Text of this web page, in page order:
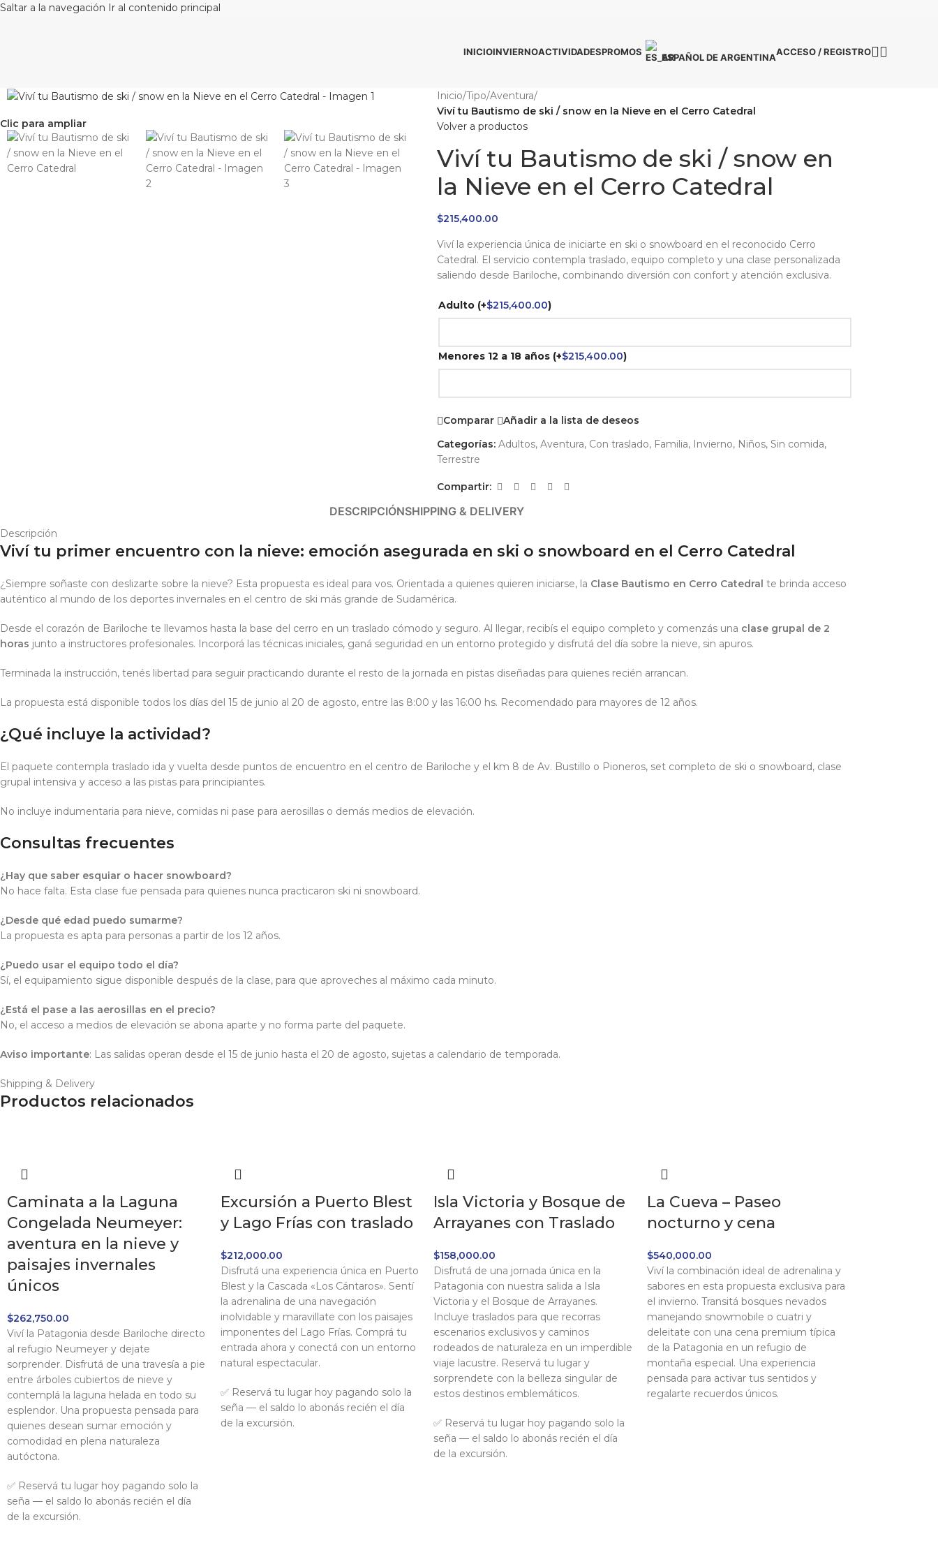
Saltar a la navegación Ir al contenido principal
INICIOINVIERNOACTIVIDADESPROMOS ESPAÑOL DE ARGENTINAACCESO / REGISTRO
Clic para ampliar
Inicio/Tipo/Aventura/
Viví tu Bautismo de ski / snow en la Nieve en el Cerro Catedral
Volver a productos
Viví tu Bautismo de ski / snow en
la Nieve en el Cerro Catedral
$215,400.00
Viví la experiencia única de iniciarte en ski o snowboard en el reconocido Cerro
Catedral. El servicio contempla traslado, equipo completo y una clase personalizada
saliendo desde Bariloche, combinando diversión con confort y atención exclusiva.
Adulto (+$215,400.00)
Menores 12 a 18 años (+$215,400.00)
Comparar
Añadir a la lista de deseos
Categorías: Adultos, Aventura, Con traslado, Familia, Invierno, Niños, Sin comida,
Terrestre
Compartir:
DESCRIPCIÓNSHIPPING & DELIVERY
Descripción
Viví tu primer encuentro con la nieve: emoción asegurada en ski o snowboard en el Cerro Catedral
¿Siempre soñaste con deslizarte sobre la nieve? Esta propuesta es ideal para vos. Orientada a quienes quieren iniciarse, la Clase Bautismo en Cerro Catedral te brinda acceso
auténtico al mundo de los deportes invernales en el centro de ski más grande de Sudamérica.
Desde el corazón de Bariloche te llevamos hasta la base del cerro en un traslado cómodo y seguro. Al llegar, recibís el equipo completo y comenzás una clase grupal de 2
horas junto a instructores profesionales. Incorporá las técnicas iniciales, ganá seguridad en un entorno protegido y disfrutá del día sobre la nieve, sin apuros.
Terminada la instrucción, tenés libertad para seguir practicando durante el resto de la jornada en pistas diseñadas para quienes recién arrancan.
La propuesta está disponible todos los días del 15 de junio al 20 de agosto, entre las 8:00 y las 16:00 hs. Recomendado para mayores de 12 años.
¿Qué incluye la actividad?
El paquete contempla traslado ida y vuelta desde puntos de encuentro en el centro de Bariloche y el km 8 de Av. Bustillo o Pioneros, set completo de ski o snowboard, clase
grupal intensiva y acceso a las pistas para principiantes.
No incluye indumentaria para nieve, comidas ni pase para aerosillas o demás medios de elevación.
Consultas frecuentes
¿Hay que saber esquiar o hacer snowboard?
No hace falta. Esta clase fue pensada para quienes nunca practicaron ski ni snowboard.
¿Desde qué edad puedo sumarme?
La propuesta es apta para personas a partir de los 12 años.
¿Puedo usar el equipo todo el día?
Sí, el equipamiento sigue disponible después de la clase, para que aproveches al máximo cada minuto.
¿Está el pase a las aerosillas en el precio?
No, el acceso a medios de elevación se abona aparte y no forma parte del paquete.
Aviso importante: Las salidas operan desde el 15 de junio hasta el 20 de agosto, sujetas a calendario de temporada.
Shipping & Delivery
Productos relacionados
Caminata a la Laguna
Congelada Neumeyer:
aventura en la nieve y
paisajes invernales
únicos
$262,750.00
Viví la Patagonia desde Bariloche directo
al refugio Neumeyer y dejate
sorprender. Disfrutá de una travesía a pie
entre árboles cubiertos de nieve y
contemplá la laguna helada en todo su
esplendor. Una propuesta pensada para
quienes desean sumar emoción y
comodidad en plena naturaleza
autóctona.
✅ Reservá tu lugar hoy pagando solo la
seña — el saldo lo abonás recién el día
de la excursión.
Excursión a Puerto Blest
y Lago Frías con traslado
$212,000.00
Disfrutá una experiencia única en Puerto
Blest y la Cascada «Los Cántaros». Sentí
la adrenalina de una navegación
inolvidable y maravillate con los paisajes
imponentes del Lago Frías. Comprá tu
entrada ahora y conectá con un entorno
natural espectacular.
✅ Reservá tu lugar hoy pagando solo la
seña — el saldo lo abonás recién el día
de la excursión.
Isla Victoria y Bosque de
Arrayanes con Traslado
$158,000.00
Disfrutá de una jornada única en la
Patagonia con nuestra salida a Isla
Victoria y el Bosque de Arrayanes.
Incluye traslados para que recorras
escenarios exclusivos y caminos
rodeados de naturaleza en un imperdible
viaje lacustre. Reservá tu lugar y
sorprendete con la belleza singular de
estos destinos emblemáticos.
✅ Reservá tu lugar hoy pagando solo la
seña — el saldo lo abonás recién el día
de la excursión.
La Cueva – Paseo
nocturno y cena
$540,000.00
Viví la combinación ideal de adrenalina y
sabores en esta propuesta exclusiva para
el invierno. Transitá bosques nevados
manejando snowmobile o cuatri y
deleitate con una cena premium típica
de la Patagonia en un refugio de
montaña especial. Una experiencia
pensada para activar tus sentidos y
regalarte recuerdos únicos.